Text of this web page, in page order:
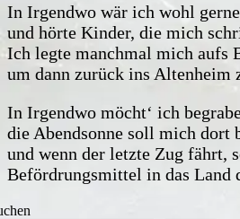
In Irgendwo wär ich wohl
und hörte Kinder, die mich
Ich legte manchmal mich aufs
um dann zurück ins Altenheim
In Irgendwo möcht‘ ich
die Abendsonne soll mich dort
und wenn der letzte Zug fährt,
Befördrungsmittel in das Land